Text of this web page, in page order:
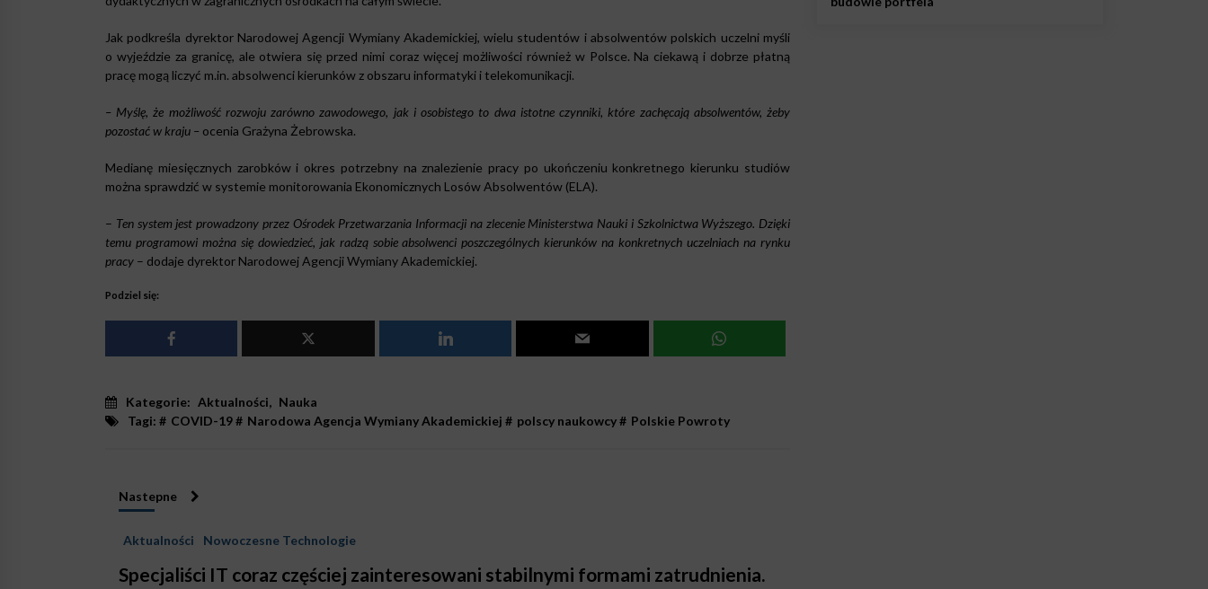
Jak podkreśla dyrektor Narodowej Agencji Wymiany Akademickiej, wielu studentów i absolwentów polskich uczelni myśli
o wyjeździe za granicę, ale otwiera się przed nimi coraz więcej możliwości również w Polsce. Na ciekawą i dobrze płatną
pracę mogą liczyć m.in. absolwenci kierunków z obszaru informatyki i telekomunikacji.
– Myślę, że możliwość rozwoju zarówno zawodowego, jak i osobistego to dwa istotne czynniki, które zachęcają absolwentów, żeby
pozostać w kraju – ocenia Grażyna Żebrowska.
Medianę miesięcznych zarobków i okres potrzebny na znalezienie pracy po ukończeniu konkretnego kierunku studiów
można sprawdzić w systemie monitorowania Ekonomicznych Losów Absolwentów (ELA).
– Ten system jest prowadzony przez Ośrodek Przetwarzania Informacji na zlecenie Ministerstwa Nauki i Szkolnictwa Wyższego. Dzięki
temu programowi można się dowiedzieć, jak radzą sobie absolwenci poszczególnych kierunków na konkretnych uczelniach na rynku
pracy – dodaje dyrektor Narodowej Agencji Wymiany Akademickiej.
Podziel się:
Kategorie: Aktualności, Nauka
Tagi: # COVID-19# Narodowa Agencja Wymiany Akademickiej # polscy naukowcy# Polskie Powroty
Nastepne
Aktualności Nowoczesne Technologie
Specjaliści IT coraz częściej zainteresowani stabilnymi formami zatrudnienia.